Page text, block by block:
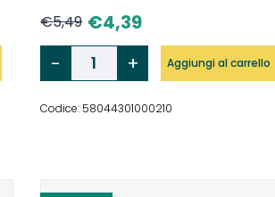
€5,49 €4,39
Aggiungi al carrello
Codice: 58044301000210